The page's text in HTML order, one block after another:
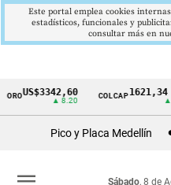
Cintillo
US$3342,60
▲ 8.20
COLCAP1621,34
▲
Pico y Placa Medellín
Sábado, 8 de
Este portal emplea cookies
estadísticos, funcionales y
consultar más en